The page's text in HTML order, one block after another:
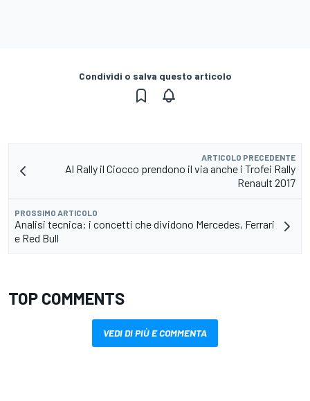
Condividi o salva questo articolo
ARTICOLO PRECEDENTE
Al Rally il Ciocco prendono il via anche i Trofei Rally
Renault 2017
PROSSIMO ARTICOLO
Analisi tecnica: i concetti che dividono Mercedes, Ferrari
e Red Bull
TOP COMMENTS
VEDI DI PIÙ E COMMENTA